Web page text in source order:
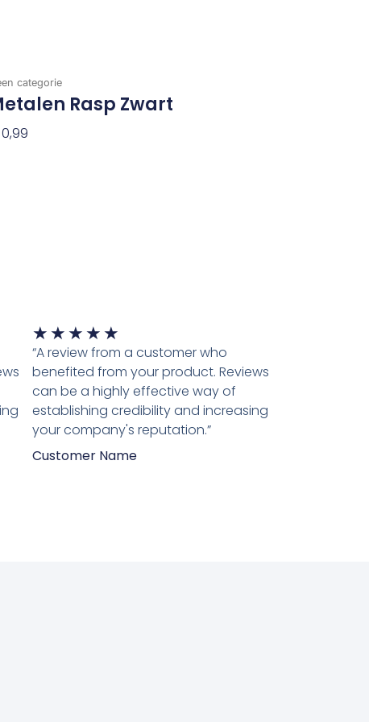
categorie
Rasp Zwart
★ ★ ★ ★ ★
5
van
5
“A review from a customer who
benefited from your product. Reviews
can be a highly effective way of
establishing credibility and increasing
your company's reputation.”
Customer Name